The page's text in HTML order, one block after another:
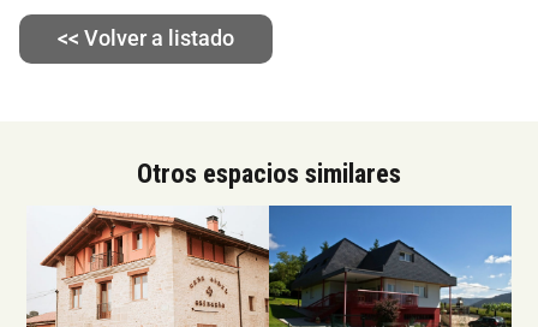
<< Volver a listado
Otros espacios similares